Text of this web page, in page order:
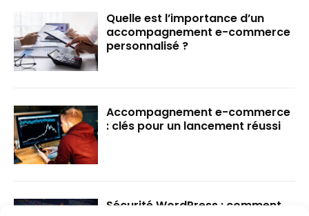
Quelle est l’importance d’un
accompagnement e-commerce
personnalisé ?
Accompagnement e-commerce
: clés pour un lancement réussi
Sécurité WordPress : comment